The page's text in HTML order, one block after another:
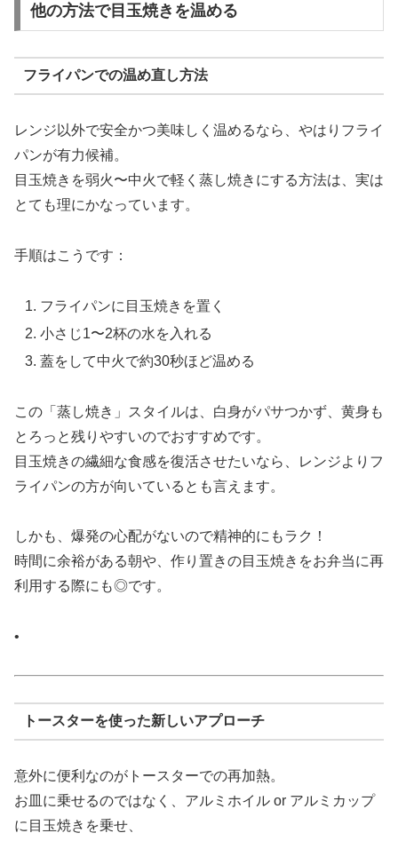
他の方法で目玉焼きを温める
フライパンでの温め直し方法
レンジ以外で安全かつ美味しく温めるなら、やはりフライ
パンが有力候補。
目玉焼きを弱火〜中火で軽く蒸し焼きにする方法は、実は
とても理にかなっています。
手順はこうです：
フライパンに目玉焼きを置く
小さじ1〜2杯の水を入れる
蓋をして中火で約30秒ほど温める
この「蒸し焼き」スタイルは、白身がパサつかず、黄身も
とろっと残りやすいのでおすすめです。
目玉焼きの繊細な食感を復活させたいなら、レンジよりフ
ライパンの方が向いているとも言えます。
しかも、爆発の心配がないので精神的にもラク！
時間に余裕がある朝や、作り置きの目玉焼きをお弁当に再
利用する際にも◎です。
•
トースターを使った新しいアプローチ
意外に便利なのがトースターでの再加熱。
お皿に乗せるのではなく、アルミホイル or アルミカップ
に目玉焼きを乗せ、